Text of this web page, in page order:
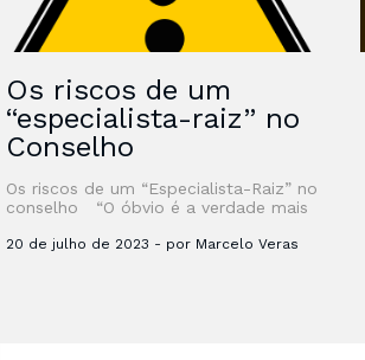
Os riscos de um
“especialista-raiz” no
Conselho
Os riscos de um “Especialista-Raiz” no
conselho “O óbvio é a verdade mais
Lispector” Desde que li …
20 de julho de 2023 - por Marcelo Veras